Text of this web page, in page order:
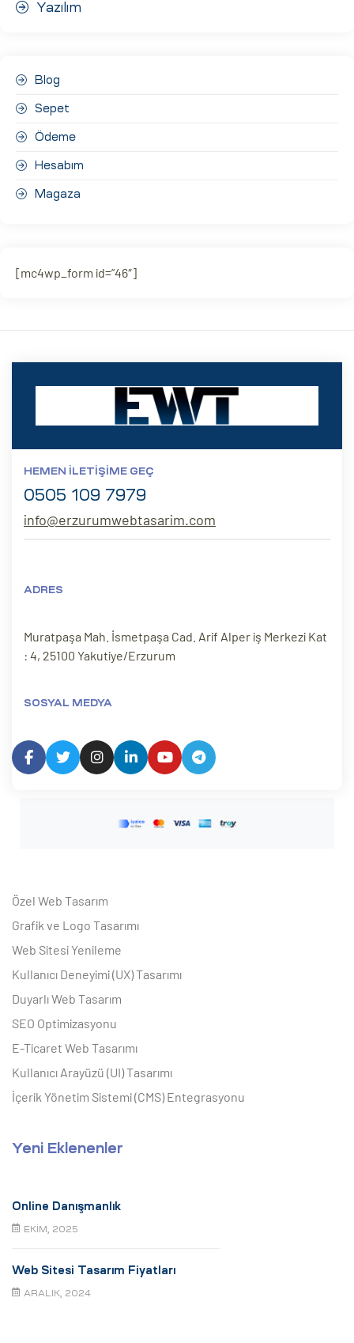
Yazılım
Blog
Sepet
Ödeme
Hesabım
Magaza
[mc4wp_form id=”46″]
HEMEN İLETIŞIME GEÇ
0505 109 7979
info@erzurumwebtasarim.com
ADRES
Muratpaşa Mah. İsmetpaşa Cad. Arif Alper iş Merkezi Kat
: 4, 25100 Yakutiye/Erzurum
SOSYAL MEDYA
Özel Web Tasarım
Grafik ve Logo Tasarımı
Web Sitesi Yenileme
Kullanıcı Deneyimi (UX) Tasarımı
Duyarlı Web Tasarım
SEO Optimizasyonu
E-Ticaret Web Tasarımı
Kullanıcı Arayüzü (UI) Tasarımı
İçerik Yönetim Sistemi (CMS) Entegrasyonu
Yeni Eklenenler
Online Danışmanlık
EKIM, 2025
Web Sitesi Tasarım Fiyatları
ARALIK, 2024